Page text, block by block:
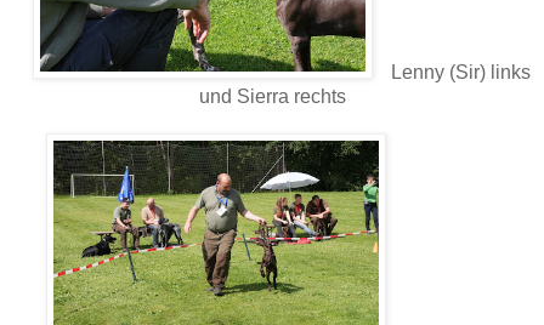
Lenny (Sir) links
und Sierra rechts